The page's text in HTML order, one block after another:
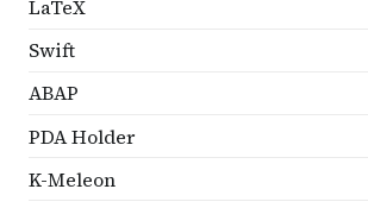
LaTeX
Swift
ABAP
PDA Holder
K-Meleon